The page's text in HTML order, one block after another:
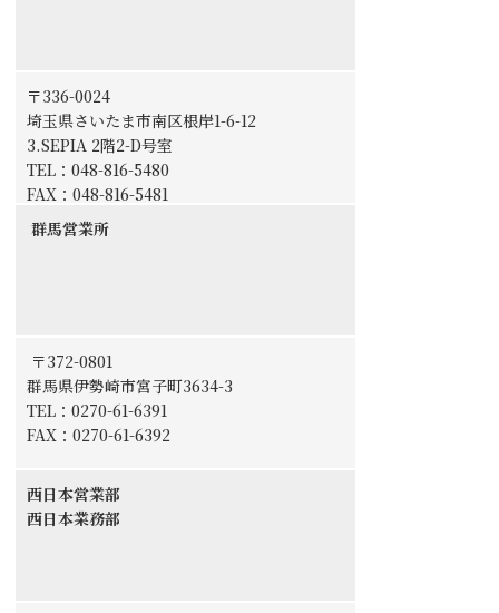
〒336-0024
埼玉県さいたま市南区根岸1-6-12
3.SEPIA 2階2-D号室
TEL：048-816-5480
FAX：048-816-5481
群馬営業所
〒372-0801
群馬県伊勢崎市宮子町3634-3
TEL：0270-61-6391
FAX：0270-61-6392
西日本営業部
西日本業務部